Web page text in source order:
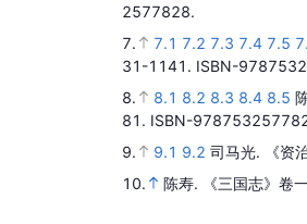
2577828.
7.
7.1 7.2 7.3 7.4 7.5
31-1141. ISBN-
8.
8.1 8.2 8.3 8.4 8.5
81. ISBN-
9.
9.1 9.2 司马光.
《资
10.
陈寿. 《三国志》卷